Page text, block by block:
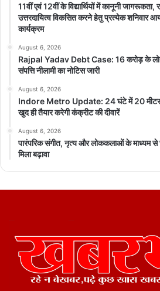
11वीं एवं 12वीं के विद्यार्थियों में कानूनी जागरूकता,
उत्तरदायित्व विकसित करने हेतु प्रत्येक शनिवार
कार्यक्रम
August 6, 2026
Rajpal Yadav Debt Case: 16 करोड़ के लोन
संपत्ति नीलामी का नोटिस जारी
August 6, 2026
Indore Metro Update: 24 घंटे में 20 मीटर
खुद ही तैयार करेगी कंक्रीट की दीवारें
August 6, 2026
पारंपरिक संगीत, नृत्य और लोककलाओं के माध्यम
मिला बढ़ावा